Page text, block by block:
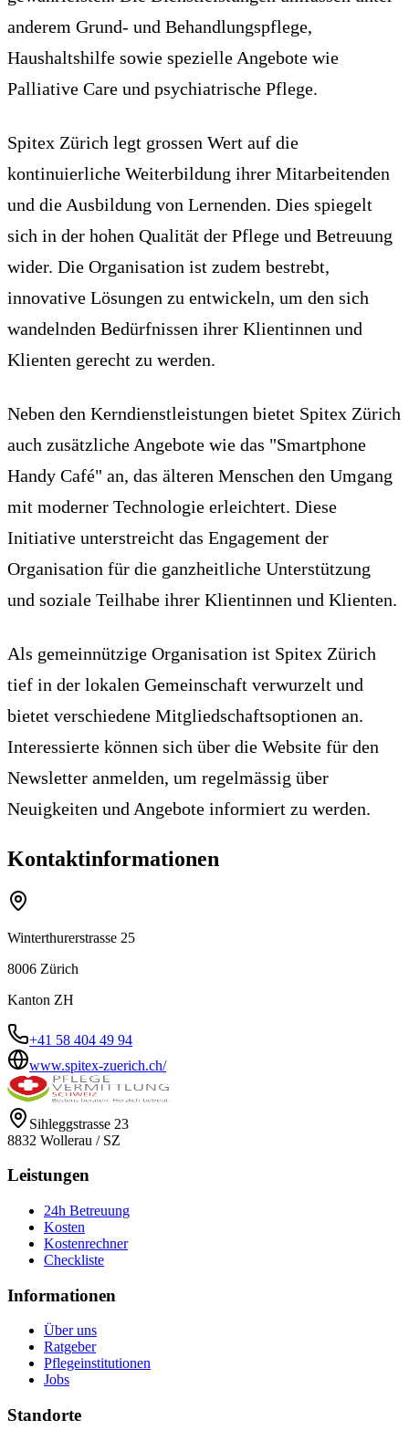
anderem Grund- und Behandlungspflege,
Haushaltshilfe sowie spezielle Angebote wie
Palliative Care und psychiatrische Pflege.
Spitex Zürich legt grossen Wert auf die
kontinuierliche Weiterbildung ihrer Mitarbeitenden
und die Ausbildung von Lernenden. Dies spiegelt
sich in der hohen Qualität der Pflege und Betreuung
wider. Die Organisation ist zudem bestrebt,
innovative Lösungen zu entwickeln, um den sich
wandelnden Bedürfnissen ihrer Klientinnen und
Klienten gerecht zu werden.
Neben den Kerndienstleistungen bietet Spitex Zürich
auch zusätzliche Angebote wie das "Smartphone
Handy Café" an, das älteren Menschen den Umgang
mit moderner Technologie erleichtert. Diese
Initiative unterstreicht das Engagement der
Organisation für die ganzheitliche Unterstützung
und soziale Teilhabe ihrer Klientinnen und Klienten.
Als gemeinnützige Organisation ist Spitex Zürich
tief in der lokalen Gemeinschaft verwurzelt und
bietet verschiedene Mitgliedschaftsoptionen an.
Interessierte können sich über die Website für den
Newsletter anmelden, um regelmässig über
Neuigkeiten und Angebote informiert zu werden.
Kontaktinformationen
Winterthurerstrasse 25
8006 Zürich
Kanton ZH
+41 58 404 49 94
www.spitex-zuerich.ch/
Sihleggstrasse 23
8832 Wollerau / SZ
Leistungen
24h Betreuung
Kosten
Kostenrechner
Checkliste
Informationen
Über uns
Ratgeber
Pflegeinstitutionen
Jobs
Standorte